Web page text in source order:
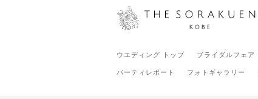
ウエディング トップ ブライダルフェア
パーティレポート フォトギャラリー